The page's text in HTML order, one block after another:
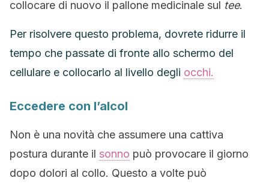
collocare di nuovo il pallone medicinale sul tee.
Per risolvere questo problema, dovrete ridurre il
tempo che passate di fronte allo schermo del
cellulare e collocarlo al livello degli occhi.
Eccedere con l’alcol
Non è una novità che assumere una cattiva
postura durante il sonno può provocare il giorno
dopo dolori al collo. Questo a volte può